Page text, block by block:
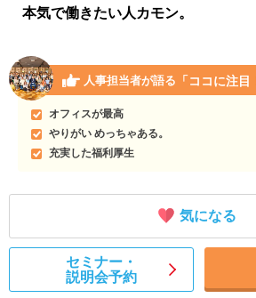
本気で働きたい人カモン。
人事担当者が語る 「ココに注目
オフィスが最高
やりがい めっちゃある。
充実した福利厚生
気になる
セミナー・
説明会予約